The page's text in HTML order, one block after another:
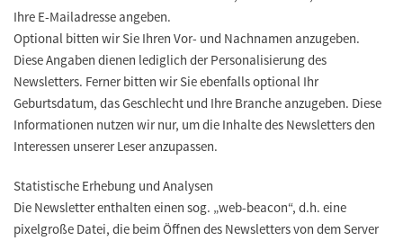
Ihre E-Mailadresse angeben.
Optional bitten wir Sie Ihren Vor- und Nachnamen anzugeben.
Diese Angaben dienen lediglich der Personalisierung des
Newsletters. Ferner bitten wir Sie ebenfalls optional Ihr
Geburtsdatum, das Geschlecht und Ihre Branche anzugeben. Diese
Informationen nutzen wir nur, um die Inhalte des Newsletters den
Interessen unserer Leser anzupassen.
Statistische Erhebung und Analysen
Die Newsletter enthalten einen sog. „web-beacon“, d.h. eine
pixelgroße Datei, die beim Öffnen des Newsletters von dem Server